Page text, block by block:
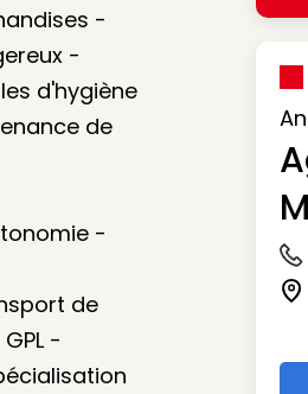
-
-
d'hygiène
de
-
de
-